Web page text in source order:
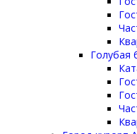
Голубая